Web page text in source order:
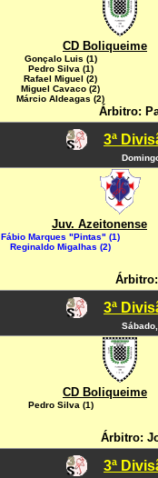
CD Boliqueime
Gonçalo Luis (1)
Pedro Silva (1)
Rafael Miguel (2)
Miguel Cavaco (2)
Márcio Aldeagas (2)
Árbitro:
3ª
Juv. Azeitonense
Fábio Marques "Pintas" (1)
Reginaldo Migalhas (2)
3ª
CD Boliqueime
Pedro Silva (1)
Árbitro:
3ª